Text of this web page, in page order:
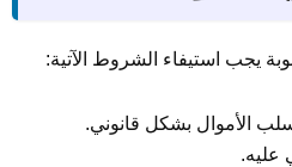
يجب استيفاء الشروط الآتية:
الأموال بشكل قانوني.
عليه.